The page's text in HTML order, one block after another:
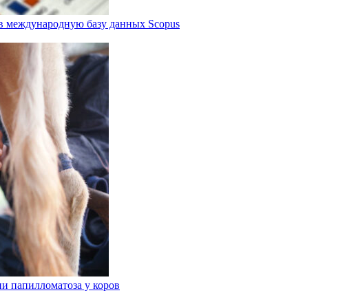
международную базу данных Scopus
папилломатоза у коров